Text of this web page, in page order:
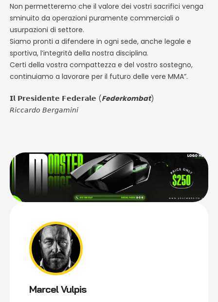
Non permetteremo che il valore dei vostri sacrifici venga
sminuito da operazioni puramente commerciali o
usurpazioni di settore.
Siamo pronti a difendere in ogni sede, anche legale e
sportiva, l’integrità della nostra disciplina.
Certi della vostra compattezza e del vostro sostegno,
continuiamo a lavorare per il futuro delle vere MMA”.
𝗜𝗹 𝗣𝗿𝗲𝘀𝗶𝗱𝗲𝗻𝘁𝗲 𝗙𝗲𝗱𝗲𝗿𝗮𝗹𝗲 (Federkombat)
𝘙𝘪𝘤𝘤𝘢𝘳𝘥𝘰 𝘉𝘦𝘳𝘨𝘢𝘮𝘪𝘯𝘪
Marcel Vulpis